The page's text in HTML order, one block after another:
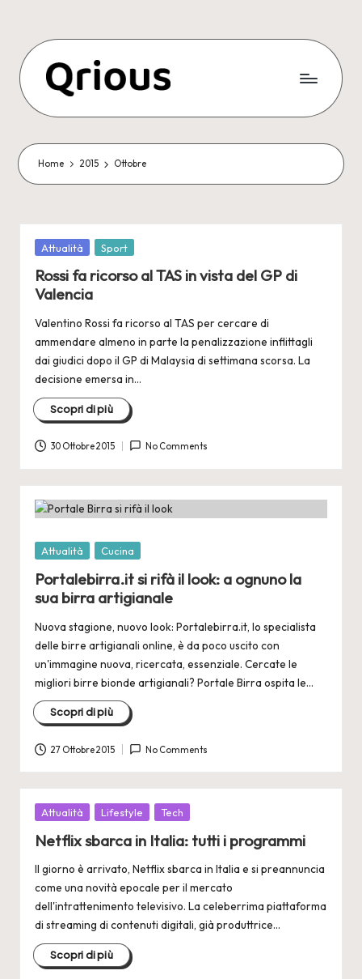
content
Home 2015 Ottobre
Posted
Attualità Sport
Rossi fa ricorso al TAS in vista del GP di
Valencia
Valentino Rossi fa ricorso al TAS per cercare di
ammendare almeno in parte la penalizzazione inflittagli
dai giudici dopo il GP di Malaysia di settimana scorsa. La
decisione emersa in…
Scopri di più
30 Ottobre 2015 No Comments
Posted
Attualità Cucina
Portalebirra.it si rifà il look: a ognuno la
sua birra artigianale
Nuova stagione, nuovo look: Portalebirra.it, lo specialista
delle birre artigianali online, è da poco uscito con
un'immagine nuova, ricercata, essenziale. Cercate le
migliori birre bionde artigianali? Portale Birra ospita le…
Scopri di più
27 Ottobre 2015 No Comments
Posted
Attualità Lifestyle Tech
Netflix sbarca in Italia: tutti i programmi
Il giorno è arrivato, Netflix sbarca in Italia e si preannuncia
come una novità epocale per il mercato
dell'intrattenimento televisivo. La celeberrima piattaforma
di streaming di contenuti digitali, già produttrice…
Scopri di più